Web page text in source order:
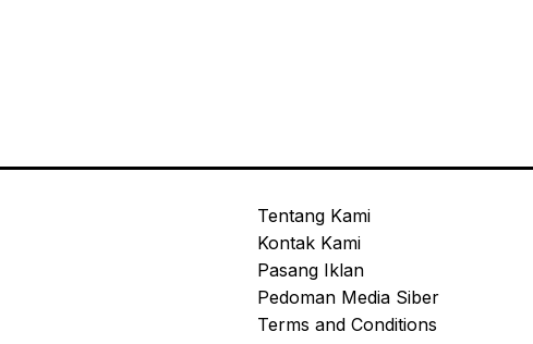
Tentang Kami
Kontak Kami
Pasang Iklan
Pedoman Media Siber
Terms and Conditions